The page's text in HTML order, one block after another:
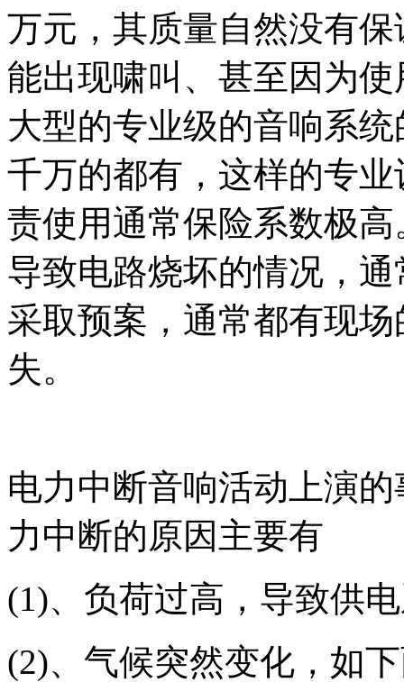
万元，其质量自然没有
能出现啸叫、甚至因为
大型的专业级的音响系
千万的都有，这样的专
责使用通常保险系数极
导致电路烧坏的情况，
采取预案，通常都有现
失。
电力中断音响活动上演
力中断的原因主要有
(1)、负荷过高，导致供
(2)、气候突然变化，如